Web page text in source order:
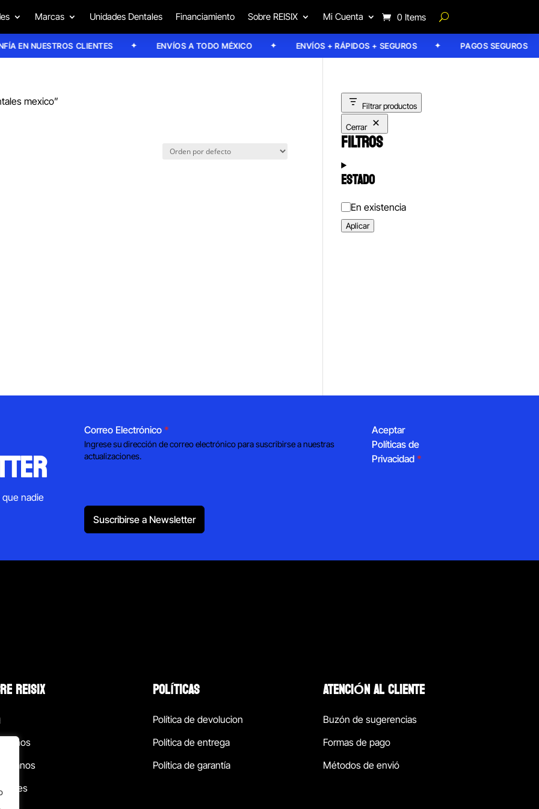
Marcas Unidades Dentales Financiamiento Sobre REISIX Mi Cuenta 0 Items
EN NUESTROS CLIENTES ENVÍOS A TODO MÉXICO ENVÍOS + RÁPIDOS + SEGUROS PAGOS SEGUROS
mexico” Filtrar productos
Cerrar
FILTROS
ESTADO
Estado
En existencia
Aplicar
nadie
Correo Electrónico *
Ingrese su dirección de correo electrónico para suscribirse a nuestras
actualizaciones.
Aceptar
Políticas de
Privacidad *
Suscribirse a Newsletter
REISIX POLÍTICAS
Política de devolucion
Política de entrega
Política de garantía
ATENCIÓN AL CLIENTE
Buzón de sugerencias
Formas de pago
Métodos de envió